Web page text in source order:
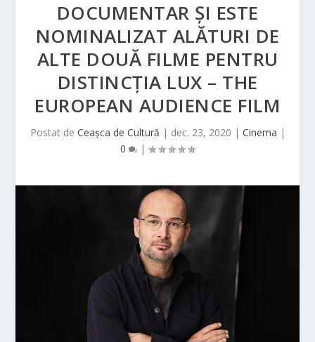
DOCUMENTAR ȘI ESTE
NOMINALIZAT ALĂTURI DE
ALTE DOUĂ FILME PENTRU
DISTINCȚIA LUX – THE
EUROPEAN AUDIENCE FILM
Postat de Ceașca de Cultură | dec. 23, 2020 | Cinema |
0
|